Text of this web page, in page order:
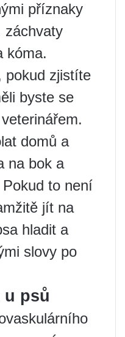
příznaky
záchvaty
kóma.
pokud zjistíte
byste se
domů a
na bok a
to není
jít na
hladit a
slovy po
psů